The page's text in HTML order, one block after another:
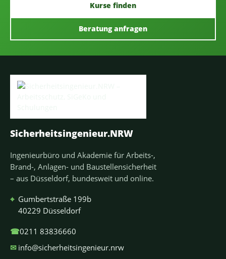
Kurse finden
Beratung anfragen
Sicherheitsingenieur.NRW
Ingenieurbüro und Akademie für Arbeits-,
Brand-, Anlagen- und Baustellensicherheit
– aus Düsseldorf, bundesweit und online.
⌖ Gumbertstraße 199b
40229 Düsseldorf
☎0211 83836660
✉ info@sicherheitsingenieur.nrw